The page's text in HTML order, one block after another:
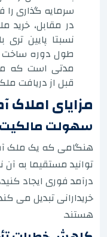
سرمایه گذاری را
در مقابل، خرید
نسبتا پایین
طول دوره ساخت
مدتی است که
قبل از دریافت
مزایای املاک
سهولت
هنگامی که یک ملک
توانید مستقیما به آن
درآمد فوری ایجاد
خریدارانی تبدیل می
هستند.